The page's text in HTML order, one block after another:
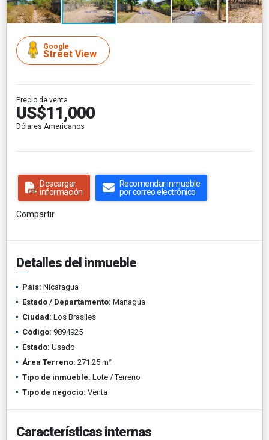
Google
Street View
Precio de venta
US$11,000
Dólares Americanos
Descargar
información
Recomendar inmueble
por correo electrónico
Compartir
Detalles del inmueble
País: Nicaragua
Estado / Departamento: Managua
Ciudad: Los Brasiles
Código: 9894925
Estado: Usado
Área Terreno: 271.25 m²
Tipo de inmueble: Lote / Terreno
Tipo de negocio: Venta
Características internas